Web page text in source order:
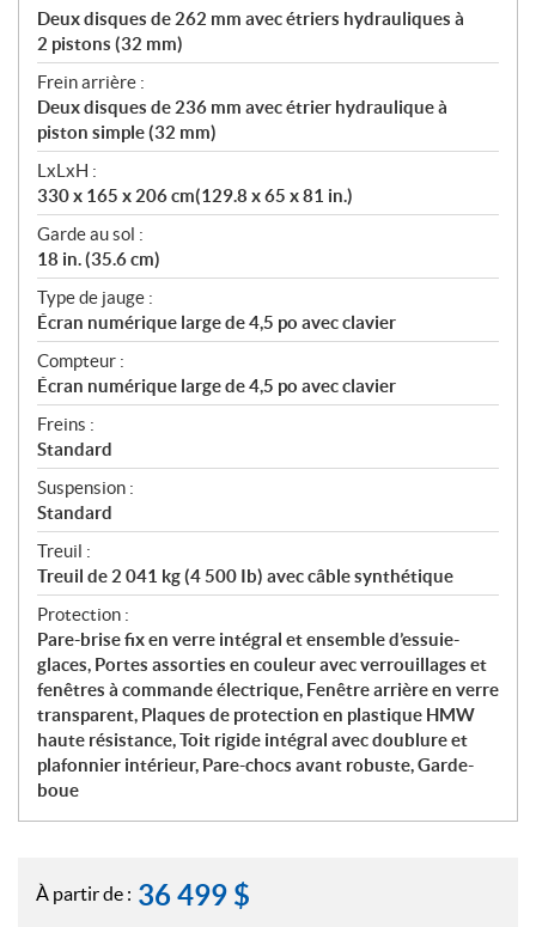
Deux disques de 262 mm avec étriers hydrauliques à
2 pistons (32 mm)
Frein arrière :
Deux disques de 236 mm avec étrier hydraulique à
piston simple (32 mm)
LxLxH :
330 x 165 x 206 cm(129.8 x 65 x 81 in.)
Garde au sol :
18 in. (35.6 cm)
Type de jauge :
Écran numérique large de 4,5 po avec clavier
Compteur :
Écran numérique large de 4,5 po avec clavier
Freins :
Standard
Suspension :
Standard
Treuil :
Treuil de 2 041 kg (4 500 Ib) avec câble synthétique
Protection :
Pare-brise fix en verre intégral et ensemble d’essuie-
glaces, Portes assorties en couleur avec verrouillages et
fenêtres à commande électrique, Fenêtre arrière en verre
transparent, Plaques de protection en plastique HMW
haute résistance, Toit rigide intégral avec doublure et
plafonnier intérieur, Pare-chocs avant robuste, Garde-
boue
À partir de : 36 499 $